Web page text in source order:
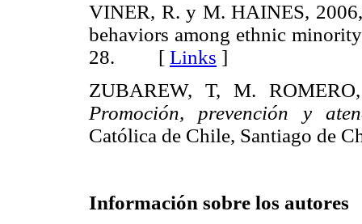
VINER, R. y M. HAINES,
behaviors among ethnic
28. [ Links ]
ZUBAREW, T, M.
Promoción, prevención y
Católica de Chile, Santiago
Información sobre los autores